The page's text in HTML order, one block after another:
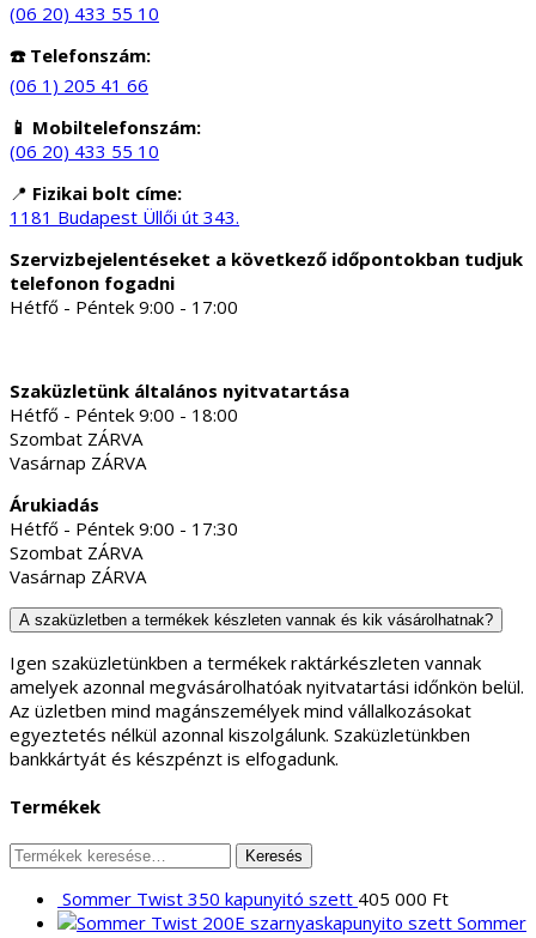
(06 20) 433 55 10
☎️ Telefonszám:
(06 1) 205 41 66
📱 Mobiltelefonszám:
(06 20) 433 55 10
📍 Fizikai bolt címe:
1181 Budapest Üllői út 343.
Szervizbejelentéseket a következő időpontokban tudjuk
telefonon fogadni
Hétfő - Péntek 9:00 - 17:00
Szaküzletünk általános nyitvatartása
Hétfő - Péntek 9:00 - 18:00
Szombat ZÁRVA
Vasárnap ZÁRVA
Árukiadás
Hétfő - Péntek 9:00 - 17:30
Szombat ZÁRVA
Vasárnap ZÁRVA
A szaküzletben a termékek készleten vannak és kik vásárolhatnak?
Igen szaküzletünkben a termékek raktárkészleten vannak
amelyek azonnal megvásárolhatóak nyitvatartási időnkön belül.
Az üzletben mind magánszemélyek mind vállalkozásokat
egyeztetés nélkül azonnal kiszolgálunk. Szaküzletünkben
bankkártyát és készpénzt is elfogadunk.
Termékek
Keresés
következőre:
Keresés
Sommer Twist 350 kapunyitó szett 405 000 Ft
Sommer